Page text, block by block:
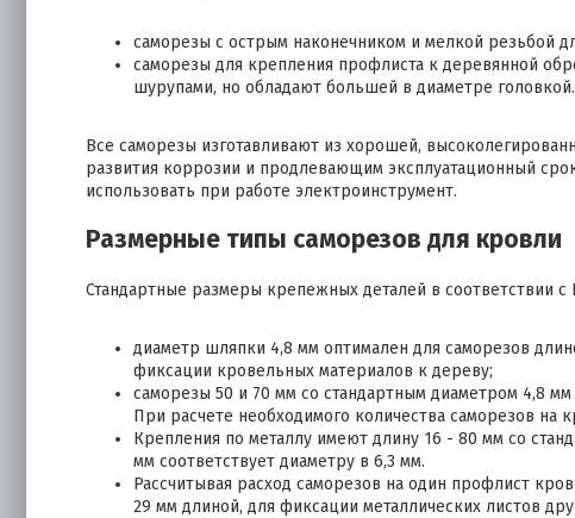
саморезы с острым наконечником и мелкой резьбой
саморезы для крепления профлиста к деревянной
шурупами, но обладают большей в диаметре головкой.
Все саморезы изготавливают из хорошей,
развития коррозии и продлевающим эксплуатационный
использовать при работе электроинструмент.
Размерные типы саморезов для кровли
Стандартные размеры крепежных деталей в соответствии с
диаметр шляпки 4,8 мм оптимален для саморезов
фиксации кровельных материалов к дереву;
саморезы 50 и 70 мм со стандартным диаметром 4,8
При расчете необходимого количества саморезов на
Крепления по металлу имеют длину 16 - 80 мм со
мм соответствует диаметру в 6,3 мм.
Рассчитывая расход саморезов на один профлист
29 мм длиной, для фиксации металлических листов